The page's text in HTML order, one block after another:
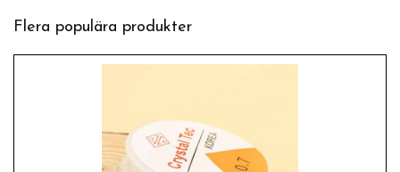
Flera populära produkter